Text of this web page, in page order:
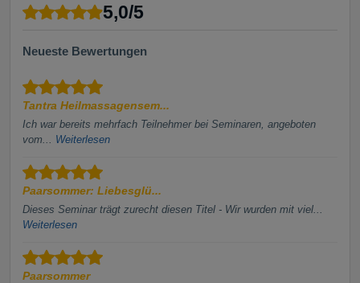
5,0/5
Neueste Bewertungen
Tantra Heilmassagensem...
Ich war bereits mehrfach Teilnehmer bei Seminaren, angeboten
vom... Weiterlesen
Paarsommer: Liebesglü...
Dieses Seminar trägt zurecht diesen Titel - Wir wurden mit viel...
Weiterlesen
Paarsommer